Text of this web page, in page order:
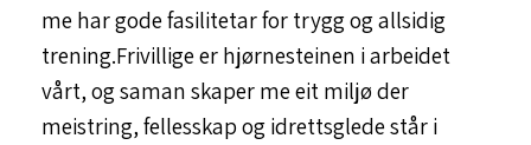
me har gode fasilitetar for trygg og allsidig
trening.Frivillige er hjørnesteinen i arbeidet
vårt, og saman skaper me eit miljø der
meistring, fellesskap og idrettsglede står i